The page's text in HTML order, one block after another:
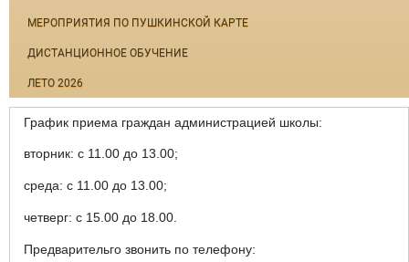
МЕРОПРИЯТИЯ ПО ПУШКИНСКОЙ КАРТЕ
ДИСТАНЦИОННОЕ ОБУЧЕНИЕ
ЛЕТО 2026
График приема граждан администрацией школы:
вторник: с 11.00 до 13.00;
среда: с 11.00 до 13.00;
четверг: с 15.00 до 18.00.
Предварительго звонить по телефону: